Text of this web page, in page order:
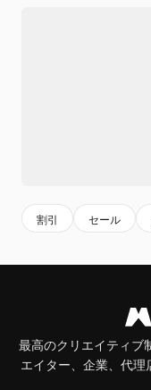
割引 セール
最高のクリエイティブ
エイター、企業、代